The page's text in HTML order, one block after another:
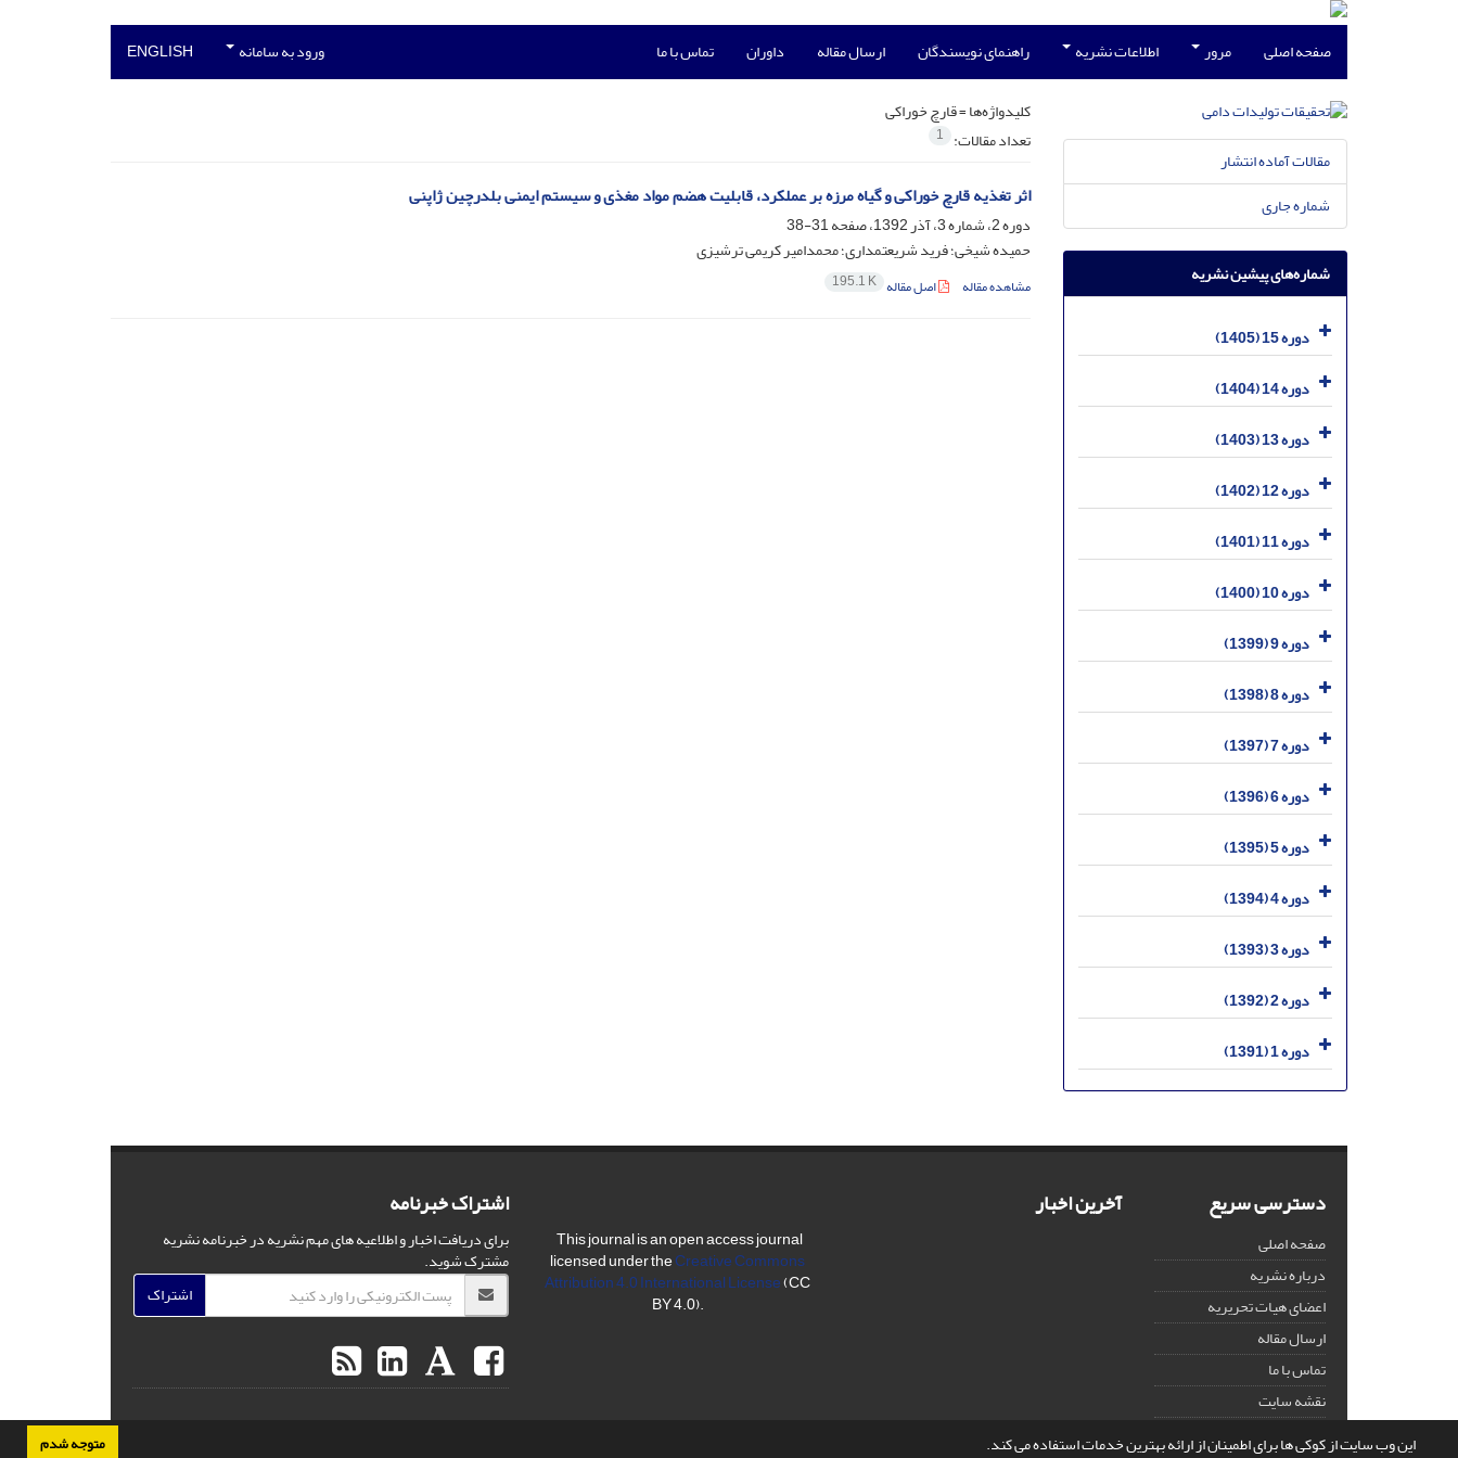
این وب سایت از کوکی ها برای اطمینان از ارائه بهترین خدمات استفاده می کند. متوجه شدم
صفحه اصلی مرور اطلاعات نشریه راهنمای نویسندگان ارسال مقاله داوران تماس با ما ورود به سامانه ENGLISH
کلیدواژه‌ها =قارچ خوراکی
تعداد مقالات: 1
اثر تغذیه قارچ خوراکی و گیاه مرزه بر عملکرد، قابلیت هضم مواد مغذی و سیستم ایمنی بلدرچین ژاپنی
دوره 2، شماره 3، آذر 1392، صفحه
31-38
حمیده شیخی؛ فرید شریعتمداری؛ محمدامیر کریمی ترشیزی
مشاهده مقاله اصل مقاله 195.1 K
مقالات آماده انتشار
شماره جاری
شماره‌های پیشین نشریه
دوره 15 (1405)
دوره 14 (1404)
دوره 13 (1403)
دوره 12 (1402)
دوره 11 (1401)
دوره 10 (1400)
دوره 9 (1399)
دوره 8 (1398)
دوره 7 (1397)
دوره 6 (1396)
دوره 5 (1395)
دوره 4 (1394)
دوره 3 (1393)
دوره 2 (1392)
دوره 1 (1391)
دسترسی سریع
صفحه اصلی
درباره نشریه
اعضای هیات تحریریه
ارسال مقاله
تماس با ما
نقشه سایت
آخرین اخبار
This journal is an open access journal
licensed under theCreative Commons
Attribution 4.0 International License(CC
BY 4.0).
اشتراک خبرنامه
برای دریافت اخبار و اطلاعیه های مهم نشریه در خبرنامه نشریه
مشترک شوید.
اشتراک